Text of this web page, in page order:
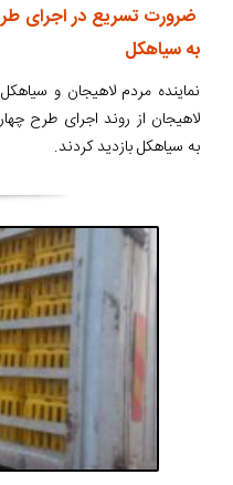
ضرورت تسریع در اجرای
به سیاهکل
نماینده مردم لاهیجان و
لاهیجان از روند اجرای طرح
به سیاهکل بازدید کردند.